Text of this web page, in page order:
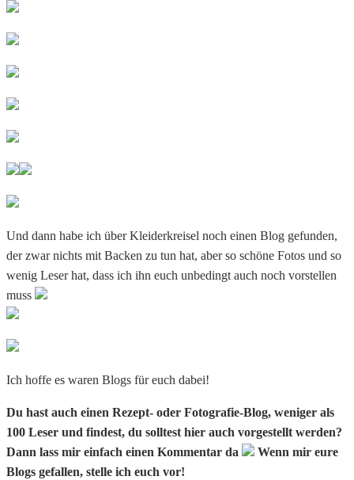
Und dann habe ich über Kleiderkreisel noch einen Blog gefunden,
der zwar nichts mit Backen zu tun hat, aber so schöne Fotos und so
wenig Leser hat, dass ich ihn euch unbedingt auch noch vorstellen
muss
Ich hoffe es waren Blogs für euch dabei!
Du hast auch einen Rezept- oder Fotografie-Blog, weniger als
100 Leser und findest, du solltest hier auch vorgestellt werden?
Dann lass mir einfach einen Kommentar da
Wenn mir eure
Blogs gefallen, stelle ich euch vor!